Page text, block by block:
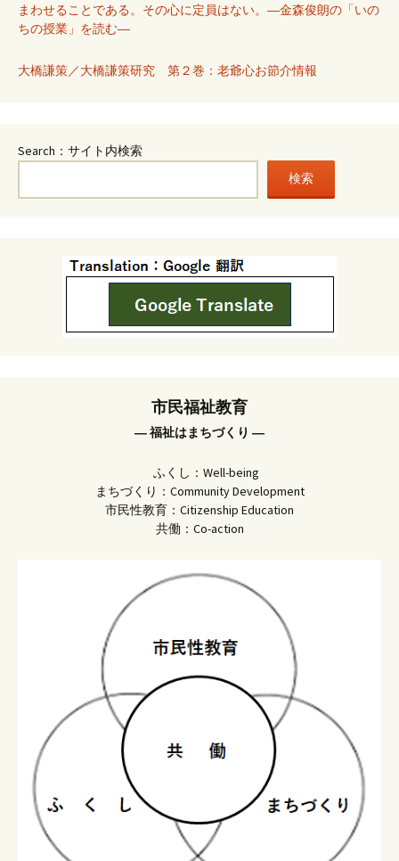
まわせることである。その心に定員はない。―金森俊朗の「いの
ちの授業」を読む―
大橋謙策／大橋謙策研究 第２巻：老爺心お節介情報
Search：サイト内検索
検索
市民福祉教育
― 福祉はまちづくり ―
ふくし：Well-being
まちづくり：Community Development
市民性教育：Citizenship Education
共働：Co-action